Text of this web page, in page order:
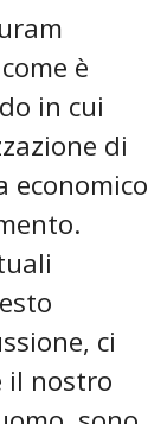
è
in cui
di
economico
ci
il nostro